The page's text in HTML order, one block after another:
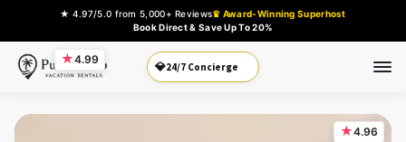
★ 4.97/5.0 from 5,000+ Reviews♛ Award-Winning Superhost
Book Direct & Save Up To 20%
★4.99
💎Book Direct
★4.96